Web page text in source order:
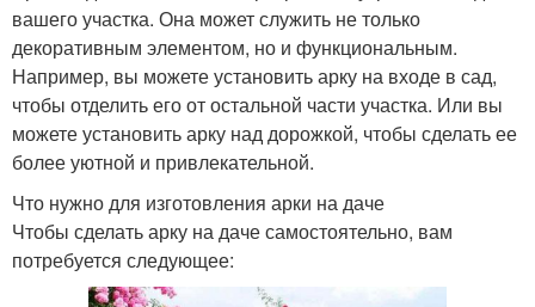
вашего участка. Она может служить не только
декоративным элементом, но и функциональным.
Например, вы можете установить арку на входе в сад,
чтобы отделить его от остальной части участка. Или вы
можете установить арку над дорожкой, чтобы сделать ее
более уютной и привлекательной.
Что нужно для изготовления арки на даче
Чтобы сделать арку на даче самостоятельно, вам
потребуется следующее: